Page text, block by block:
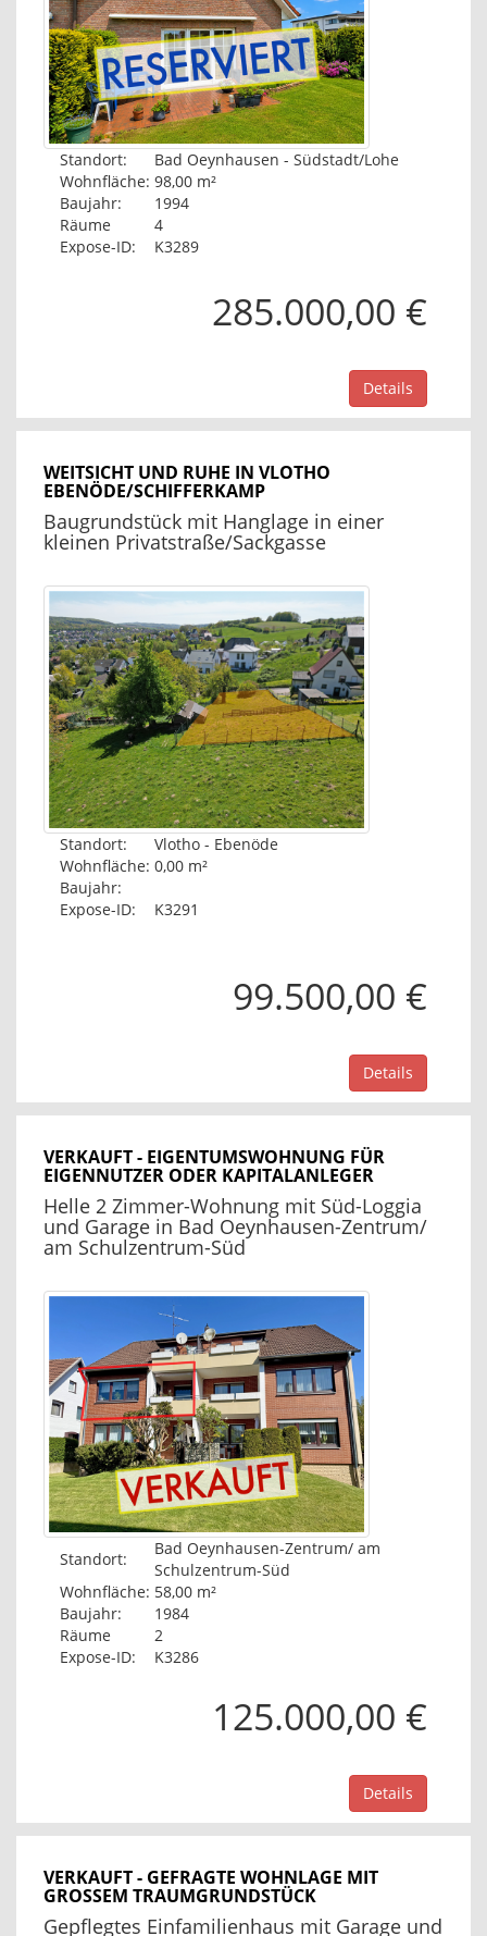
Standort:
Bad Oeynhausen - Südstadt/Lohe
Wohnfläche: 98,00 m²
Baujahr:
1994
Räume
4
Expose-ID:
K3289
285.000,00 €
Details
WEITSICHT UND RUHE IN VLOTHO
EBENÖDE/SCHIFFERKAMP
Baugrundstück mit Hanglage in einer
kleinen Privatstraße/Sackgasse
Standort:
Vlotho - Ebenöde
Wohnfläche: 0,00 m²
Baujahr:
Expose-ID:
K3291
99.500,00 €
Details
VERKAUFT - EIGENTUMSWOHNUNG FÜR
EIGENNUTZER ODER KAPITALANLEGER
Helle 2 Zimmer-Wohnung mit Süd-Loggia
und Garage in Bad Oeynhausen-Zentrum/
am Schulzentrum-Süd
Standort:
Bad Oeynhausen-Zentrum/ am
Schulzentrum-Süd
Wohnfläche: 58,00 m²
Baujahr:
1984
Räume
2
Expose-ID:
K3286
125.000,00 €
Details
VERKAUFT - GEFRAGTE WOHNLAGE MIT
GROSSEM TRAUMGRUNDSTÜCK
Gepflegtes Einfamilienhaus mit Garage und